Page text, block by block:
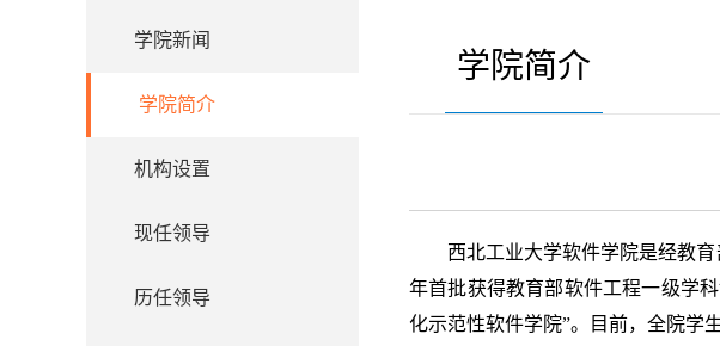
学院新闻
学院简介
机构设置
现任领导
历任领导
学院简介
西北工业大学软件学院是经教
年首批获得教育部软件工程一级学
化示范性软件学院”。
目前，全院学